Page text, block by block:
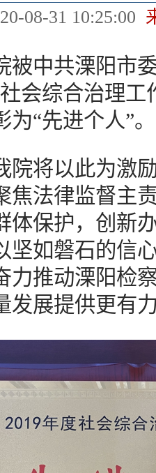
08-31 10:25:00
中共溧阳市委
会综合治理
“先进个人”。
将以此为激励
焦法律监督主
体保护，创新
坚如磐石的信
力推动溧阳检
发展提供更有